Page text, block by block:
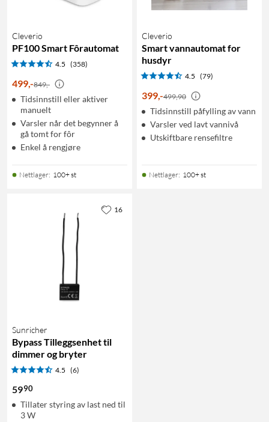
Cleverio
PF100 Smart Fôrautomat
4.5 (358)
499,-849,-
Tidsinnstill eller aktiver
manuelt
Varsler når det begynner å
gå tomt for fôr
Enkel å rengjøre
Nettlager: 100+ st
Cleverio
Smart vannautomat for
husdyr
4.5 (79)
399,-499,90
Tidsinnstill påfylling av vann
Varsler ved lavt vannivå
Utskiftbare rensefiltre
Nettlager: 100+ st
Sunricher
Bypass Tilleggsenhet til
dimmer og bryter
4.5 (6)
5990
Tillater styring av last ned til
3 W
16